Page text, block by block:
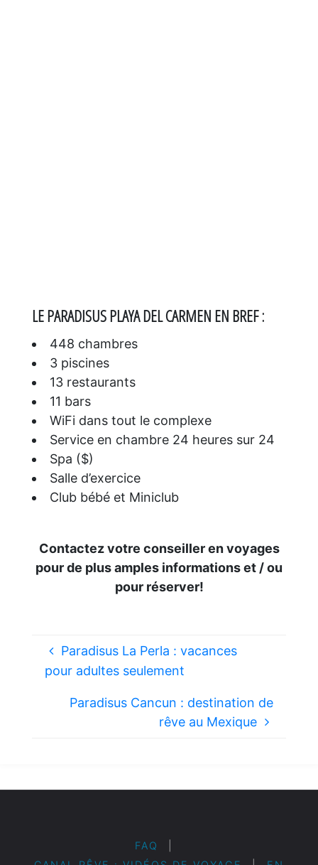
LEPARADISUS PLAYA DEL CARMEN EN BREF :
448 chambres
3 piscines
13 restaurants
11 bars
WiFi dans tout le complexe
Service en chambre 24 heures sur 24
Spa ($)
Salle d’exercice
Club bébé et Miniclub
Contactez votre conseiller en voyages
pour de plus amples informations et / ou
pour réserver!
Paradisus La Perla : vacances
pour adultes seulement
Paradisus Cancun : destination de
rêve au Mexique
FAQ